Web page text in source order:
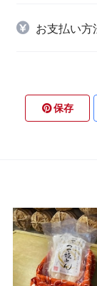
お支払い方
保存